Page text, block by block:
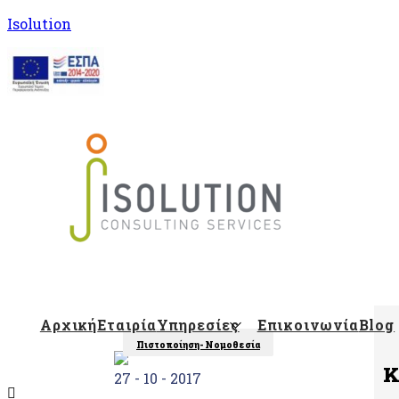
Isolution
ΑρχικήΕταιρίαΥπηρεσίες ΕπικοινωνίαBlog
Isolution Blog
Πιστοποίηση- Νομοθεσία
27 - 10 - 2017